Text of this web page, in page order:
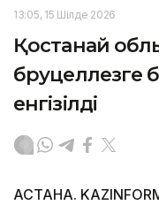
13:05, 15 Шілде 2026
Қостанай
бруцеллезге
енгізілді
АСТАНА.